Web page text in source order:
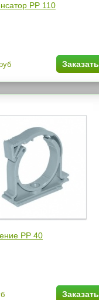
РР 110
Заказать
РР 40
Заказать